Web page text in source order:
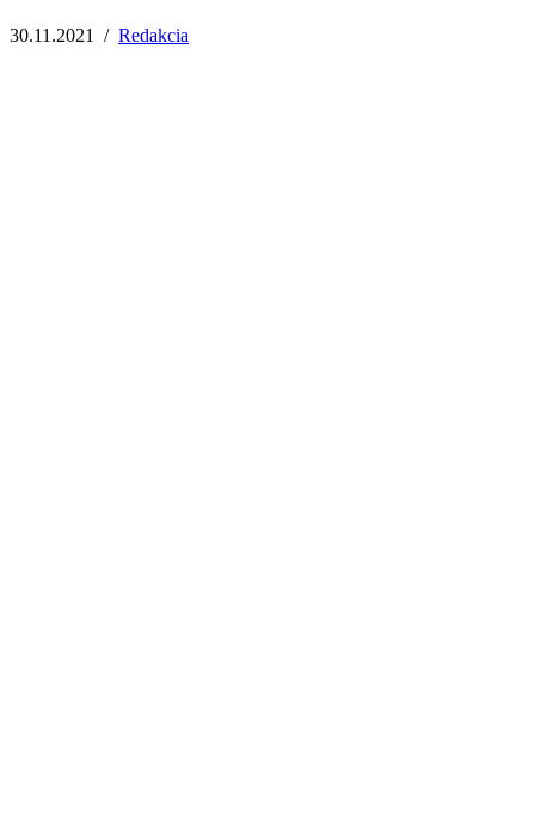
30.11.2021 / Redakcia